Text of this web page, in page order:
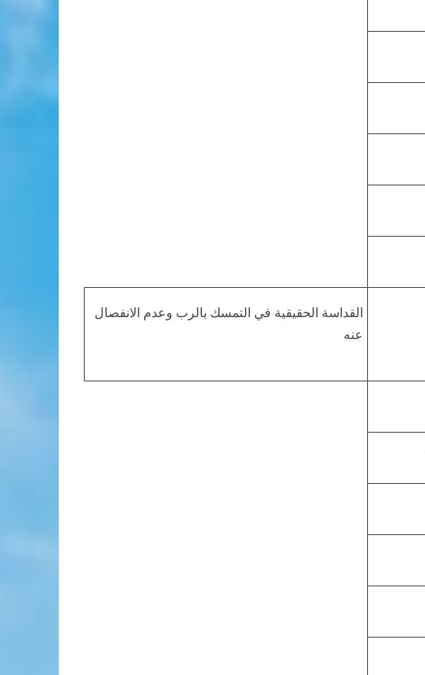
القداسة الحقيقية في التمسك بالرب وعدم الانفصال
عنه